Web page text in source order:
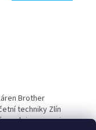
Brother
techniky Zlín
prodejce a servis